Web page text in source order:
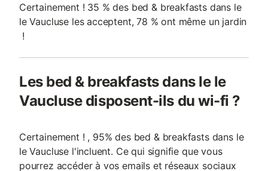
Certainement ! 35 % des bed & breakfasts dans le
le Vaucluse les acceptent, 78 % ont même un jardin
!
Les bed & breakfasts dans le le
Vaucluse disposent-ils du wi-fi ?
Certainement ! , 95% des bed & breakfasts dans le
le Vaucluse l'incluent. Ce qui signifie que vous
pourrez accéder à vos emails et réseaux sociaux